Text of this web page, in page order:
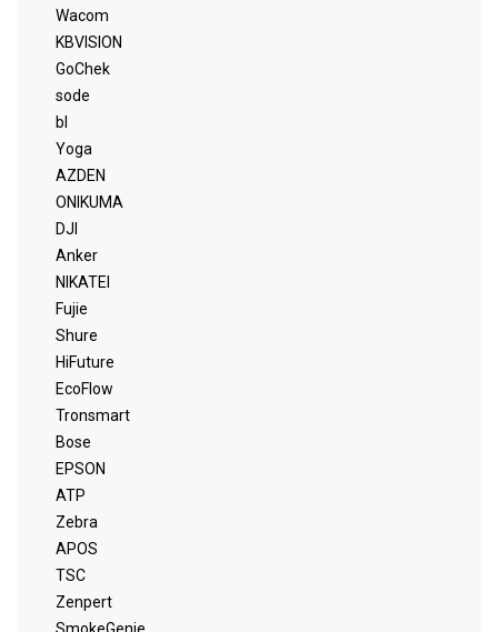
Wacom
KBVISION
GoChek
sode
bl
Yoga
AZDEN
ONIKUMA
DJI
Anker
NIKATEI
Fujie
Shure
HiFuture
EcoFlow
Tronsmart
Bose
EPSON
ATP
Zebra
APOS
TSC
Zenpert